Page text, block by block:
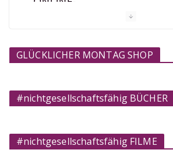
GLÜCKLICHER MONTAG SHOP
#nichtgesellschaftsfähig BÜCHER
#nichtgesellschaftsfähig FILME